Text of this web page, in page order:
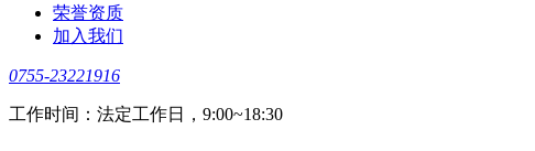
荣誉资质
加入我们
0755-23221916
工作时间：法定工作日，9:00~18:30